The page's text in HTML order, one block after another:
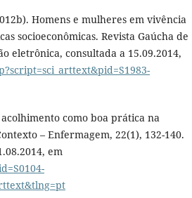
Homens e mulheres em vivência
socioeconômicas. Revista Gaúcha de
eletrônica, consultada a 15.09.2014,
como boa prática na
– Enfermagem, 22(1), 132-140.
em